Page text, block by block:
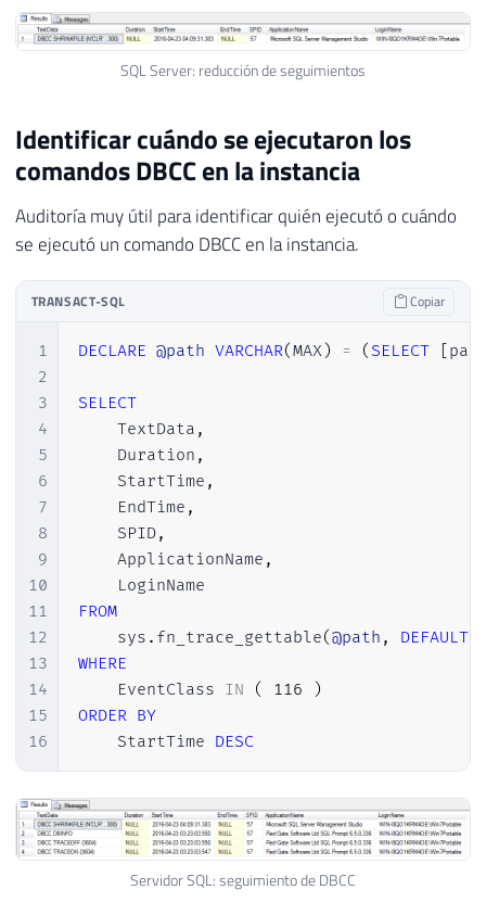
SQL Server: reducción de seguimientos
Identificar cuándo se ejecutaron los
comandos DBCC en la instancia
Auditoría muy útil para identificar quién ejecutó o cuándo
se ejecutó un comando DBCC en la instancia.
TRANSACT-SQL Copiar
1
2
3
4
5
6
7
8
9
10
11
12
13
14
15
16
DECLARE @path VARCHAR(MAX) = ( SELECT [
SELECT
    TextData
,
    Duration
,
    StartTime
,
    EndTime
,
    SPID
,
    ApplicationName
,
FROM
    sys
. fn_trace_gettable(@path , DEFAULT)
WHERE
    EventClass
IN ( 116
)
ORDER BY
    StartTime
DESC
Servidor SQL: seguimiento de DBCC